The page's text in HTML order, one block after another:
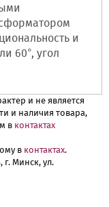
и
60°, угол
и не является
и наличия товара,
в контактах
в контактах.
г. Минск, ул.